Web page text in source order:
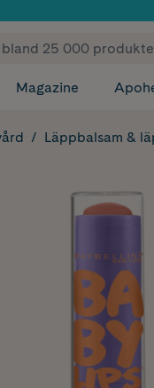
Magazine
Läppbalsam &